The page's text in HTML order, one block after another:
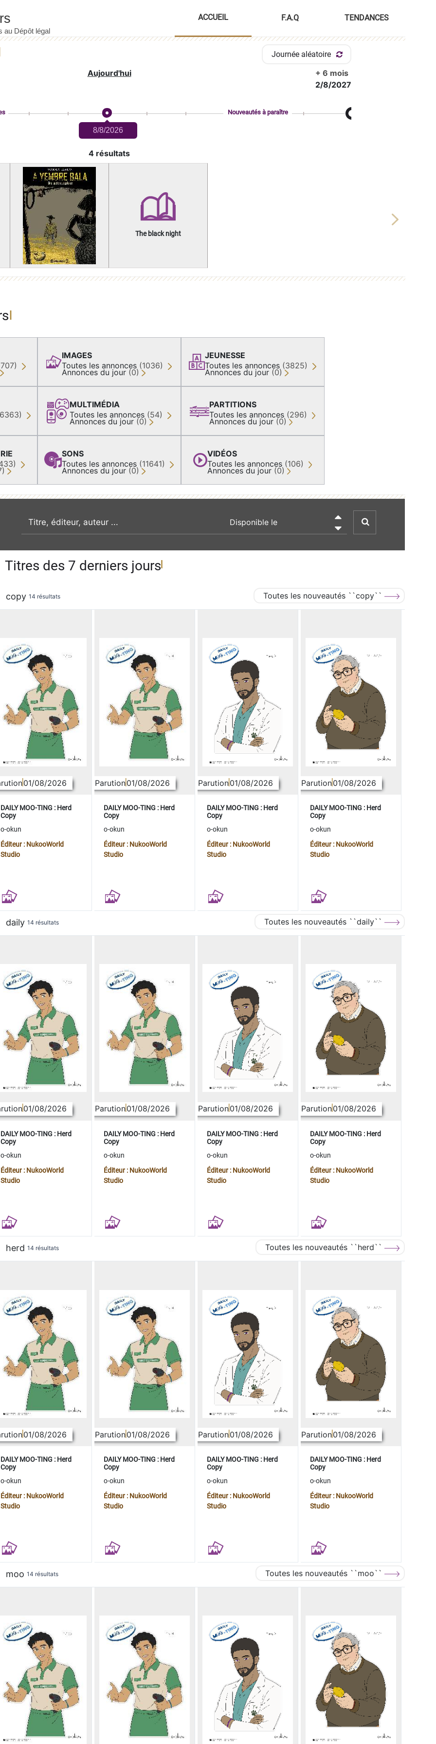
ACCUEIL F.A.Q TENDANCES
Journée aléatoire
Aujourd'hui
+ 6 mois
2/8/2027
8/8/2026
Nouveautés à paraître
4 résultats
The black night
Next
IMAGES
Toutes les annonces (1036)
Annonces du jour (0)
MULTIMÉDIA
Toutes les annonces (54)
Annonces du jour (0)
SONS
Toutes les annonces (11641)
Annonces du jour (0)
JEUNESSE
Toutes les annonces (3825)
Annonces du jour (0)
PARTITIONS
Toutes les annonces (296)
Annonces du jour (0)
VIDÉOS
Toutes les annonces (106)
Annonces du jour (0)
recherche par mot clé

Titres des 7 derniers jours
copy 14 résultats Toutes les nouveautés ``copy``
01/08/2026
DAILY MOO-TING : Herd
Copy
o-okun
Éditeur : NukooWorld
Studio
Parution01/08/2026
DAILY MOO-TING : Herd
Copy
o-okun
Éditeur : NukooWorld
Studio
Parution01/08/2026
DAILY MOO-TING : Herd
Copy
o-okun
Éditeur : NukooWorld
Studio
Parution01/08/2026
DAILY MOO-TING : Herd
Copy
o-okun
Éditeur : NukooWorld
Studio
daily 14 résultats Toutes les nouveautés ``daily``
01/08/2026
DAILY MOO-TING : Herd
Copy
o-okun
Éditeur : NukooWorld
Studio
Parution01/08/2026
DAILY MOO-TING : Herd
Copy
o-okun
Éditeur : NukooWorld
Studio
Parution01/08/2026
DAILY MOO-TING : Herd
Copy
o-okun
Éditeur : NukooWorld
Studio
Parution01/08/2026
DAILY MOO-TING : Herd
Copy
o-okun
Éditeur : NukooWorld
Studio
herd 14 résultats Toutes les nouveautés ``herd``
01/08/2026
DAILY MOO-TING : Herd
Copy
o-okun
Éditeur : NukooWorld
Studio
Parution01/08/2026
DAILY MOO-TING : Herd
Copy
o-okun
Éditeur : NukooWorld
Studio
Parution01/08/2026
DAILY MOO-TING : Herd
Copy
o-okun
Éditeur : NukooWorld
Studio
Parution01/08/2026
DAILY MOO-TING : Herd
Copy
o-okun
Éditeur : NukooWorld
Studio
moo 14 résultats Toutes les nouveautés ``moo``